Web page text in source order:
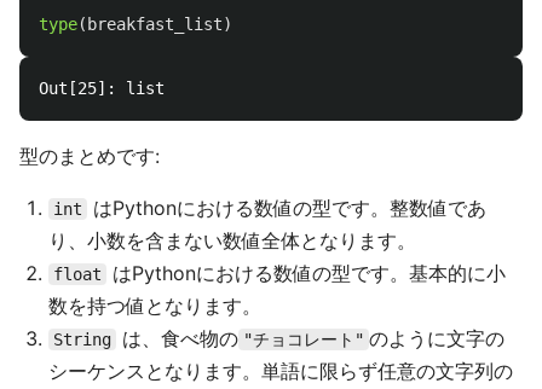
type( breakfast_list)
型のまとめです:
int
はPythonにおける数値の型です。整数値であ
り、小数を含まない数値全体となります。
float
はPythonにおける数値の型です。基本的に小
数を持つ値となります。
String は、食べ物の "チョコレート" のように文字の
シーケンスとなります。単語に限らず任意の文字列の